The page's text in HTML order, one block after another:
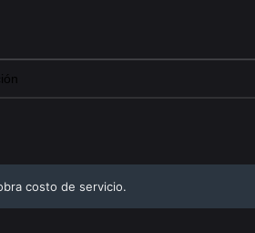
costo de servicio.